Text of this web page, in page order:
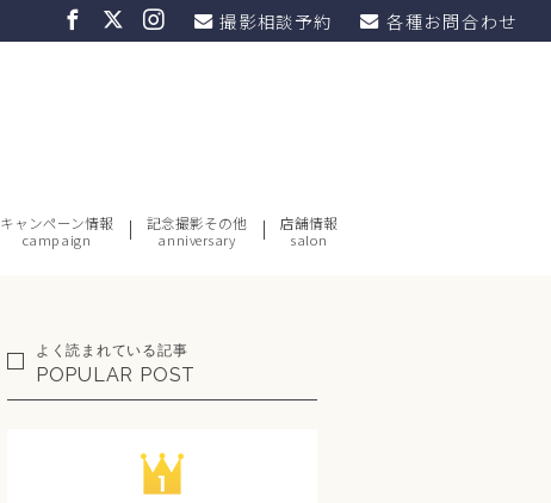
撮影相談予約 各種お問合わせ
キャンペーン情報
campaign
記念撮影その他
anniversary
店舗情報
salon
よく読まれている記事
POPULAR POST